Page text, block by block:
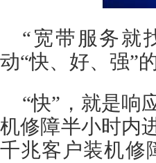
“宽带服务就
动“快、好、强”
“快”，就是响
机修障半小时内
千兆客户装机修